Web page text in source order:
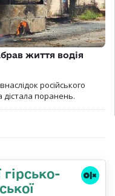
життя водія
російського
поранень.